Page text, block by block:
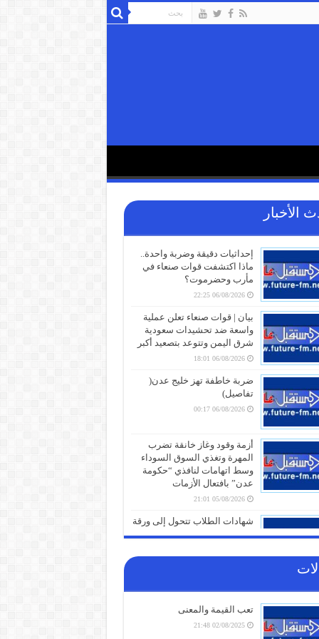
الأخبار
إحداثيات دقيقة وضربة واحدة..
ماذا اكتشفت قوات صنعاء في
مأرب وحضرموت؟
06/08/2026 22:25
بيان | قوات صنعاء تعلن عملية
واسعة ضد تحشيدات سعودية
شرق اليمن وتتوعد بتصعيد أكبر
06/08/2026 18:01
ضربة خاطفة تهز خليج عدن(
تفاصيل)
06/08/2026 00:17
أزمة وقود وغاز خانقة تضرب
المهرة وتغذي السوق السوداء
وسط اتهامات لنافذي “حكومة
عدن” بافتعال الأزمات
05/08/2026 21:01
شهادات الطلاب تتحول إلى ورقة
صراع.. قرار صادم من حكومة
الآلاف
خلف غرق السفينة الهندية في
البحر الأحمر؟
تعب القيمة والمعنى
02/08/2025 21:48